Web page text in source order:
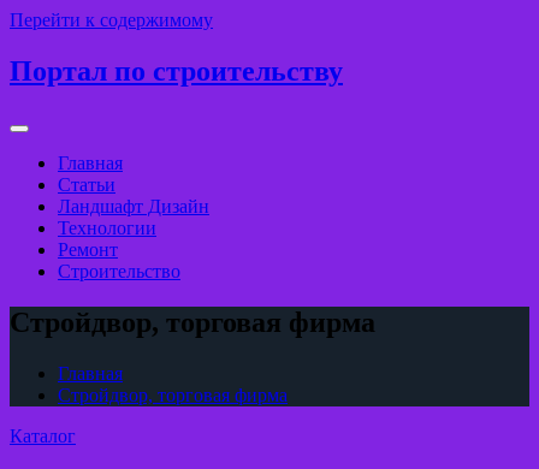
Перейти к содержимому
Портал по строительству
Главная
Статьи
Ландшафт Дизайн
Технологии
Ремонт
Строительство
Стройдвор, торговая фирма
Главная
Стройдвор, торговая фирма
Каталог